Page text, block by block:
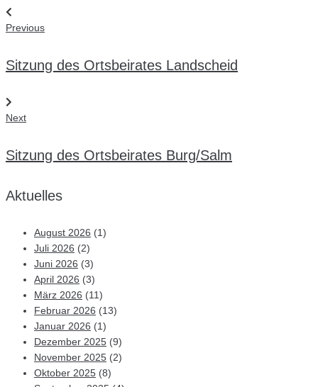
Beitragsnavigation
Previous
Previous
Sitzung des Ortsbeirates Landscheid
Next
Next
Sitzung des Ortsbeirates Burg/Salm
Aktuelles
August 2026 (1)
Juli 2026 (2)
Juni 2026 (3)
April 2026 (3)
März 2026 (11)
Februar 2026 (13)
Januar 2026 (1)
Dezember 2025 (9)
November 2025 (2)
Oktober 2025 (8)